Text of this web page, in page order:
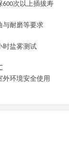
600次以上插拔寿
与耐磨等要求
时盐雾测试
外环境安全使用